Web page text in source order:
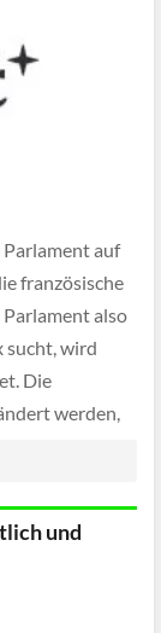
auf
französische
also
sucht, wird
Die
werden,
und